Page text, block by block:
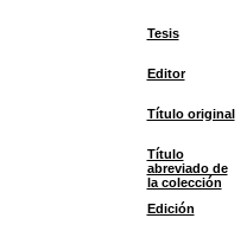
Tesis
Editor
Título original
Título
abreviado de
la colección
Edición